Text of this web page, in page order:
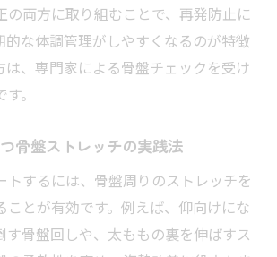
の両方に取り組むことで、再発防止に
的な体調管理がしやすくなるのが特徴
は、専門家による骨盤チェックを受け
。
骨盤ストレッチの実践法
トするには、骨盤周りのストレッチを
ことが有効です。例えば、仰向けにな
す骨盤回しや、太ももの裏を伸ばすス